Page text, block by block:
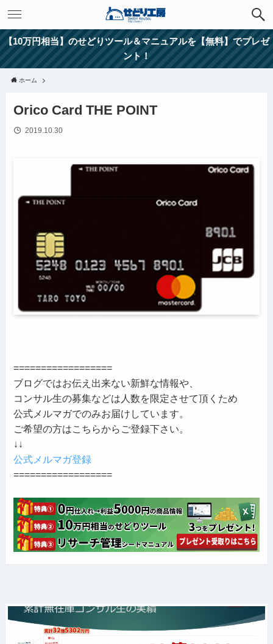
【10万円相当】のせどりツール＆マニュアルを【無料】でプレゼ
ント！
ホーム
Orico Card THE POINT
2019.10.30
==================
ブログではお伝え出来ない新鮮な情報や、
コンサル生の募集などは人数を限定させて頂くため
公式メルマガでのみお届けしています。
ご希望の方はこちらからご登録下さい。
↓↓
公式メルマガ登録
==================